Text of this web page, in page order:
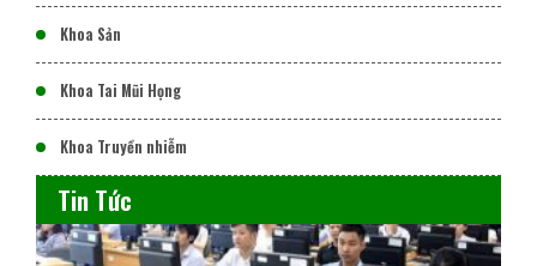
Khoa Sản
Khoa Tai Mũi Họng
Khoa Truyền nhiễm
Tin Tức